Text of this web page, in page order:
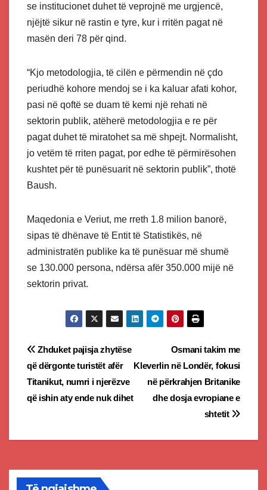
se institucionet duhet të veprojnë me urgjencë,
njëjtë sikur në rastin e tyre, kur i rritën pagat në
masën deri 78 për qind.
“Kjo metodologjia, të cilën e përmendin në çdo
periudhë kohore mendoj se i ka kaluar afati kohor,
pasi në qoftë se duam të kemi një rehati në
sektorin publik, atëherë metodologjia e re për
pagat duhet të miratohet sa më shpejt. Normalisht,
jo vetëm të rriten pagat, por edhe të përmirësohen
kushtet për të punësuarit në sektorin publik”, thotë
Baush.
Maqedonia e Veriut, me rreth 1.8 milion banorë,
sipas të dhënave të Entit të Statistikës, në
administratën publike ka të punësuar më shumë
se 130.000 persona, ndërsa afër 350.000 mijë në
sektorin privat.
Post
navigation
Osmani takim me
Kleverlin në Londër, fokusi
në përkrahjen Britanike
dhe dosja evropiane e
shtetit
Zhduket pajisja zhytëse
që dërgonte turistët afër
Titanikut, numri i njerëzve
që ishin aty ende nuk dihet